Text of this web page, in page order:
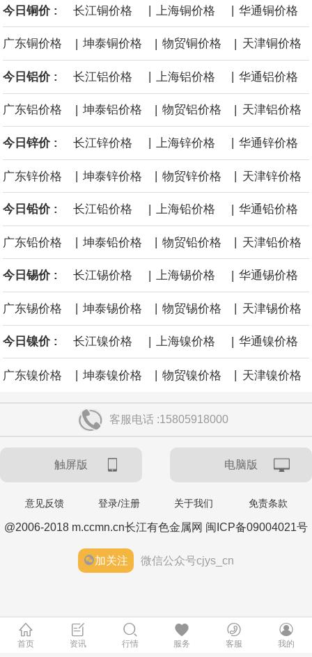
有悖于近年惯例。
据央视新闻，从国家数据局了解到，目前，国家数据局正稳步推进
数据产权登记工作，加快全国一体化数据市场建设。数据产权登
记，简单理解就是为数据这一无形资产出具“身份证明”，类似于不动
产登记中心给房产发放不动产权证书。
8月6日，广钢气体与韩国大宗电子气体运营企业AF E&C签署具有法
双方将加速定制化“Super-N”解决方案在韩国半导体市场的落地应用
与批量交付。
今日铜价 : 长江铜价格 | 上海铜价格 | 华通铜价格
广东铜价格 | 坤泰铜价格 | 物贸铜价格 | 天津铜价格
今日铝价 : 长江铝价格 上海铝价格 华通铝价格
广东铝价格 | 坤泰铝价格 | 物贸铝价格 | 天津铝价格
今日锌价 : 长江锌价格 上海锌价格 华通锌价格
广东锌价格 | 坤泰锌价格 | 物贸锌价格 | 天津锌价格
今日铅价 : 长江铅价格 | 上海铅价格 | 华通铅价格
广东铅价格 坤泰铅价格 物贸铅价格 天津铅价格
今日锡价 : 长江锡价格 | 上海锡价格 | 华通锡价格
广东锡价格 坤泰锡价格 物贸锡价格 天津锡价格
今日镍价 : 长江镍价格 | 上海镍价格 | 华通镍价格
广东镍价格 | 坤泰镍价格 | 物贸镍价格 | 天津镍价格
客服电话 :15805918000
触屏版 电脑版
意见反馈 登录/注册 关于我们 免责条款
@2006-2018 m.ccmn.cn长江有色金属网 闽ICP备09004021号
加关注 微信公众号cjys_cn
首页 资讯 行情 服务 客服 我的